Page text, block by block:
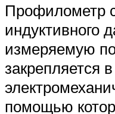
Профилометр
индуктивного
измеряемую
закрепляется в
помощью